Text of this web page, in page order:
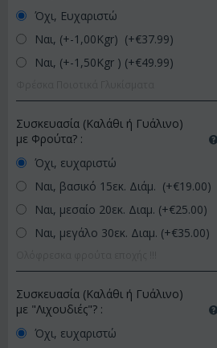
Όχι, Ευχαριστώ
Ναι, (+-1,00Kgr) (+€37.99)
Ναι, (+-1,50Kgr ) (+€49.99)
Συσκευασία (Καλάθι ή Γυάλινο)
με Φρούτα? :
Όχι, ευχαριστώ
Ναι, βασικό 15εκ. Διάμ. (+€19.00)
Ναι, μεσαίο 20εκ. Διαμ. (+€25.00)
Ναι, μεγάλο 30εκ. Διαμ. (+€35.00)
Συσκευασία (Καλάθι ή Γυάλινο)
με "Λιχουδιές"? :
Όχι, ευχαριστώ